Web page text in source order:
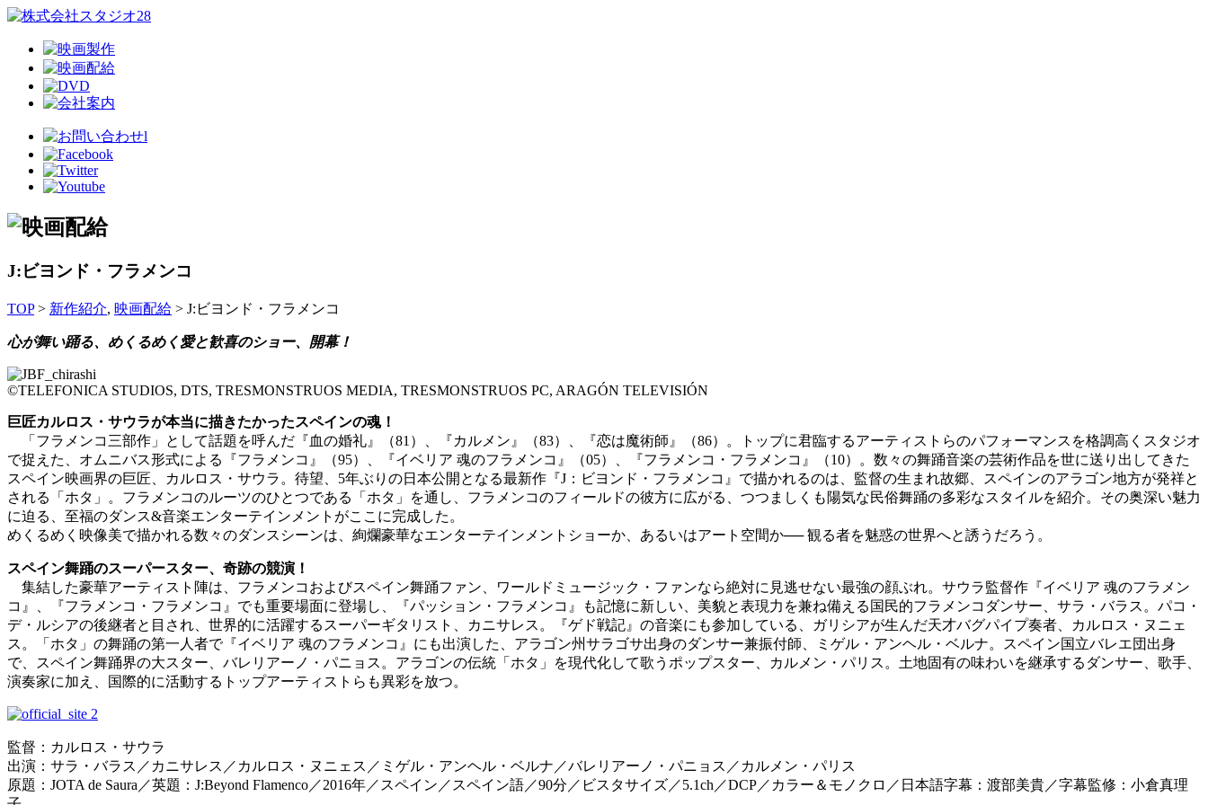
J:ビヨンド・フラメンコ
TOP> 新作紹介, 映画配給 > J:ビヨンド・フラメンコ
心が舞い踊る、めくるめく愛と歓喜のショー、開幕！
©TELEFONICA STUDIOS, DTS, TRESMONSTRUOS MEDIA, TRESMONSTRUOS PC, ARAGÓN TELEVISIÓN
巨匠カルロス・サウラが本当に描きたかったスペインの魂！
「フラメンコ三部作」として話題を呼んだ『血の婚礼』（81）、『カルメン』（83）、『恋は魔術師』（86）。トップに君臨するアーティストらのパフォーマンスを格調高くスタジオ
で捉えた、オムニバス形式による『フラメンコ』（95）、『イベリア 魂のフラメンコ』（05）、『フラメンコ・フラメンコ』（10）。数々の舞踊音楽の芸術作品を世に送り出してきた
スペイン映画界の巨匠、カルロス・サウラ。待望、5年ぶりの日本公開となる最新作『J：ビヨンド・フラメンコ』で描かれるのは、監督の生まれ故郷、スペインのアラゴン地方が発祥と
される「ホタ」。フラメンコのルーツのひとつである「ホタ」を通し、フラメンコのフィールドの彼方に広がる、つつましくも陽気な民俗舞踊の多彩なスタイルを紹介。その奥深い魅力
に迫る、至福のダンス&音楽エンターテインメントがここに完成した。
めくるめく映像美で描かれる数々のダンスシーンは、絢爛豪華なエンターテインメントショーか、あるいはアート空間か── 観る者を魅惑の世界へと誘うだろう。
スペイン舞踊のスーパースター、奇跡の競演！
集結した豪華アーティスト陣は、フラメンコおよびスペイン舞踊ファン、ワールドミュージック・ファンなら絶対に見逃せない最強の顔ぶれ。サウラ監督作『イベリア 魂のフラメン
コ』、『フラメンコ・フラメンコ』でも重要場面に登場し、『パッション・フラメンコ』も記憶に新しい、美貌と表現力を兼ね備える国民的フラメンコダンサー、サラ・バラス。パコ・
デ・ルシアの後継者と目され、世界的に活躍するスーパーギタリスト、カニサレス。『ゲド戦記』の音楽にも参加している、ガリシアが生んだ天才バグパイプ奏者、カルロス・ヌニェ
ス。「ホタ」の舞踊の第一人者で『イベリア 魂のフラメンコ』にも出演した、アラゴン州サラゴサ出身のダンサー兼振付師、ミゲル・アンヘル・ベルナ。スペイン国立バレエ団出身
で、スペイン舞踊界の大スター、バレリアーノ・パニョス。アラゴンの伝統「ホタ」を現代化して歌うポップスター、カルメン・パリス。土地固有の味わいを継承するダンサー、歌手、
演奏家に加え、国際的に活動するトップアーティストらも異彩を放つ。
監督：カルロス・サウラ
出演：サラ・バラス／カニサレス／カルロス・ヌニェス／ミゲル・アンヘル・ベルナ／バレリアーノ・パニョス／カルメン・パリス
原題：JOTA de Saura／英題：J:Beyond Flamenco／2016年／スペイン／スペイン語／90分／ビスタサイズ／5.1ch／DCP／カラー＆モノクロ／日本語字幕：渡部美貴／字幕監修：小倉真理